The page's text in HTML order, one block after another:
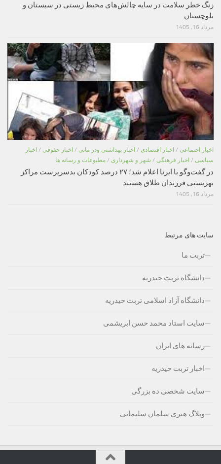
زنگ خطر سلامت در سایه چالش‌های محیط زیستی در سیستان و
بلوچستان
مرداد 16, 1405
اخبار اجتماعی / اخبار اقتصادی / اخبار بهداشتی ودر مانی / اخبار حقوقی / اخبار
سیاسی / اخبار فرهنگی / شهر و شهرداری / مطبوعات و رسانه ها
در گفت‌وگو با ایرنا اعلام شد؛ ۲۷ درصد کودکان بدسرپرست مراکز
بهزیستی فرزندان طلاق هستند
مرداد 16, 1405
سایت های مرتبط
تربت ما
دانشگاه تربت حیدریه
دانشگاه آزاد اسلامی تربت حیدریه
سایت استاد محمد حسن ابریشمی
رسانه های ایران
اخبار تربت حیدریه
سایت شخصی ده بزرگی
وبلاگ هنری سلمان سلیمانی